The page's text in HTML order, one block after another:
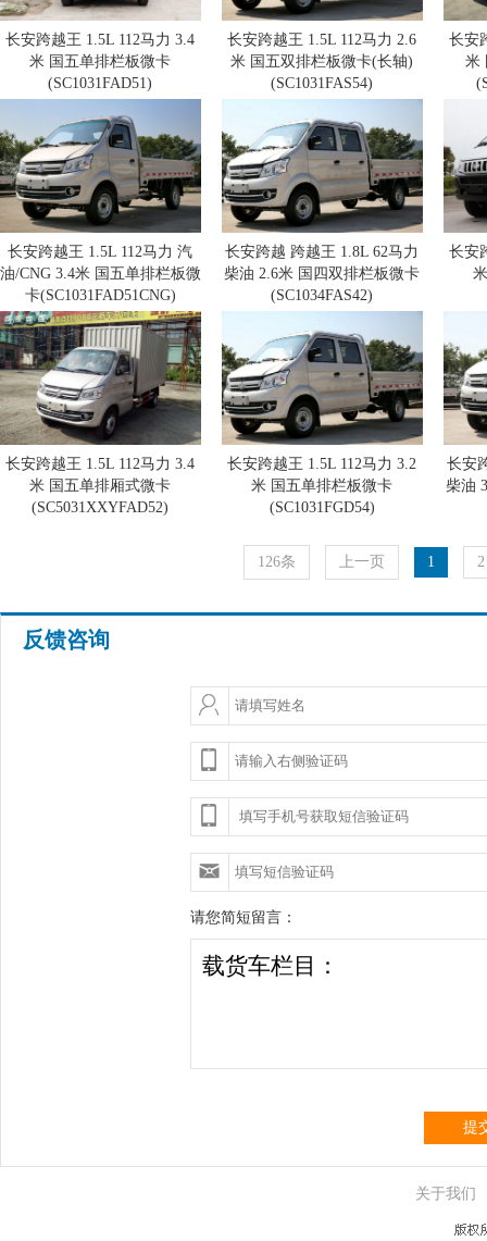
长安跨越王 1.5L 112马力 3.4
米 国五单排栏板微卡
(SC1031FAD51)
长安跨越王 1.5L 112马力 2.6
米 国五双排栏板微卡(长轴)
(SC1031FAS54)
长安
米
长安跨越王 1.5L 112马力 汽
油/CNG 3.4米 国五单排栏板微
卡(SC1031FAD51CNG)
长安跨越 跨越王 1.8L 62马力
柴油 2.6米 国四双排栏板微卡
(SC1034FAS42)
长安
长安跨越王 1.5L 112马力 3.4
米 国五单排厢式微卡
(SC5031XXYFAD52)
长安跨越王 1.5L 112马力 3.2
米 国五单排栏板微卡
(SC1031FGD54)
长安
柴油
126条 上一页 1 2
反馈咨询
请您简短留言：
提
关于我们